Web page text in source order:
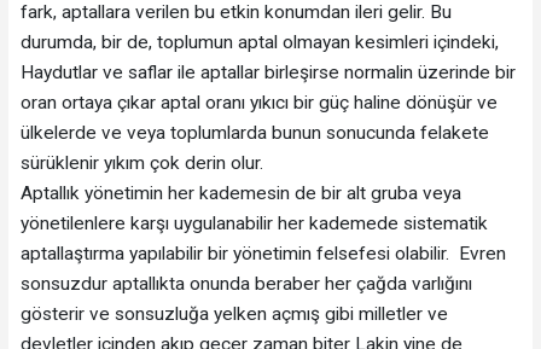
fark, aptallara verilen bu etkin konumdan ileri gelir. Bu
durumda, bir de, toplumun aptal olmayan kesimleri içindeki,
Haydutlar ve saflar ile aptallar birleşirse normalin üzerinde bir
oran ortaya çıkar aptal oranı yıkıcı bir güç haline dönüşür ve
ülkelerde ve veya toplumlarda bunun sonucunda felakete
sürüklenir yıkım çok derin olur.
Aptallık yönetimin her kademesin de bir alt gruba veya
yönetilenlere karşı uygulanabilir her kademede sistematik
aptallaştırma yapılabilir bir yönetimin felsefesi olabilir. Evren
sonsuzdur aptallıkta onunda beraber her çağda varlığını
gösterir ve sonsuzluğa yelken açmış gibi milletler ve
devletler içinden akıp geçer zaman biter Lakin yine de